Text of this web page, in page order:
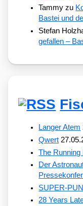
Tammy zu
Bastei und
Stefan
gefallen –
Langer Atem
Qwert
The Running
Der
SUPER-
28 Years